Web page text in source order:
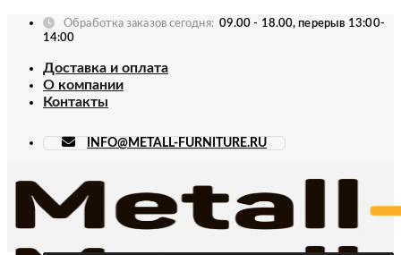
Skip
Обработка заказов сегодня: 09.00 - 18.00, перерыв 13:00-
14:00
Доставка и оплата
О компании
Контакты
INFO@METALL-FURNITURE.RU